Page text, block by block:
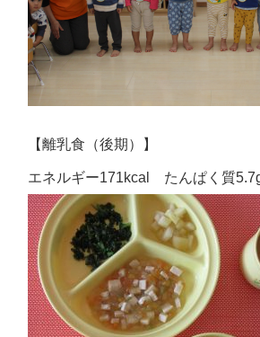
【離乳食（後期）】
エネルギー171kcal たんぱく質